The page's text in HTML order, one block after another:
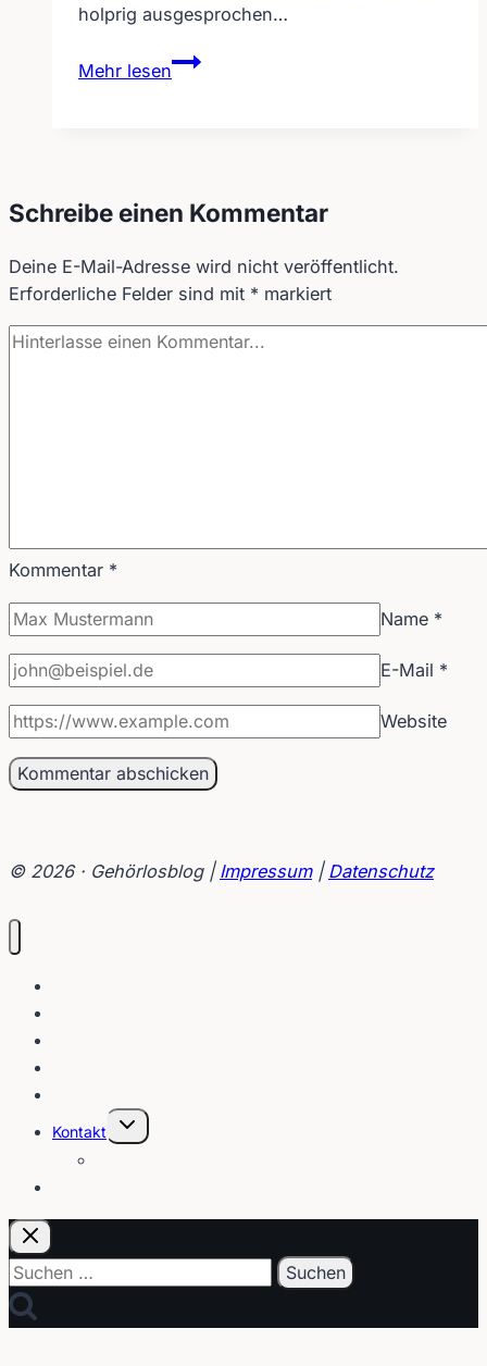
holprig ausgesprochen…
Mehr lesen
Handy
liest
Schreibe einen Kommentar
Deine E-Mail-Adresse wird nicht veröffentlicht.
Erforderliche Felder sind mit * markiert
Kommentar *
Name *
E-Mail *
Website
© 2026 · Gehörlosblog | Impressum| Datenschutz
Kontakt
Untermenü
umschalten
Suchen
nach: